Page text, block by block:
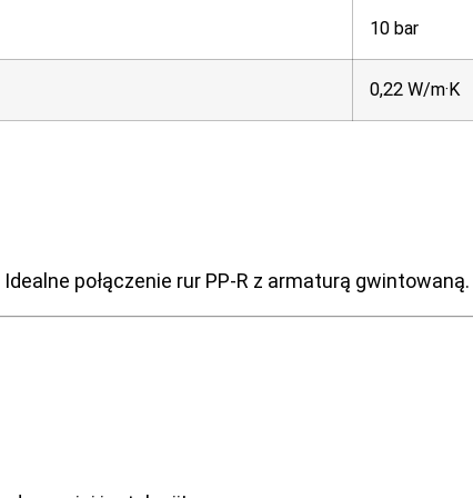
10 bar
0,22 W/m·K
Idealne połączenie rur PP-R z armaturą gwintowaną.